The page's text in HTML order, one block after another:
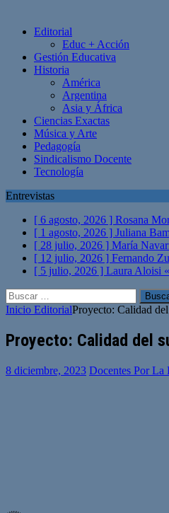
Editorial
Educ + Acción
Gestión Educativa
Historia
América
Argentina
Asia y África
Ciencias Exactas
Música y Arte
Pedagogía
Sindicalismo Docente
Tecnología
Entrevistas
[ 6 agosto, 2026 ] Rosana
[ 1 agosto, 2026 ] Juliana
[ 28 julio, 2026 ] María
[ 12 julio, 2026 ] Fernando
[ 5 julio, 2026 ] Laura Aloisi
Buscar:
Inicio EditorialProyecto: Calidad
Proyecto: Calidad del
8 diciembre, 2023 Docentes Por La